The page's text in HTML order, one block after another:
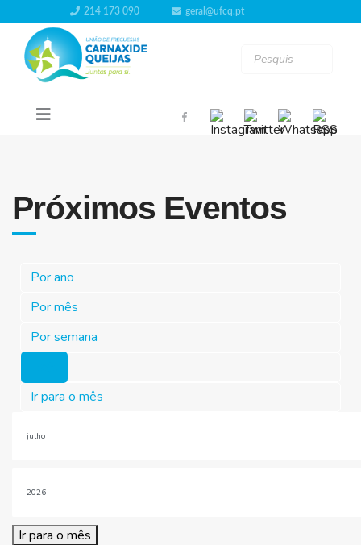
214 173 090 geral@ufcq.pt
Próximos Eventos
Por ano
Por mês
Por semana
Ir para o mês
Ir para o mês